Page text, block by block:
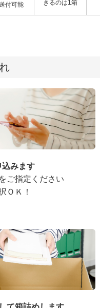
付可能
きるのは1箱
込みます
ご指定ください
ＯＫ！